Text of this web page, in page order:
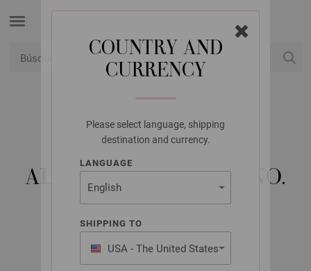
COUNTRY AND
CURRENCY
Please select language, shipping
destination and currency.
LANGUAGE
SHIPPING TO
USA - The United States
of America
LANA GROSSA
AGUJA CIRCULAR
ALUMINIO RAINBOW NO.
4,5/80CM